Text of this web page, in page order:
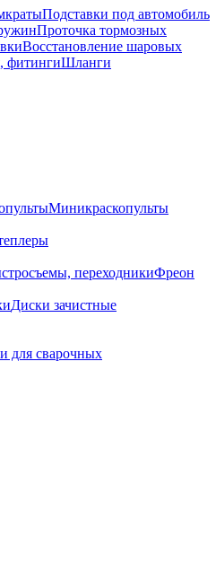
Подставки под автомобиль
Проточка тормозных
Восстановление шаровых
фитингиШланги
Миникраскопульты
переходникиФреон
Диски зачистные
для сварочных